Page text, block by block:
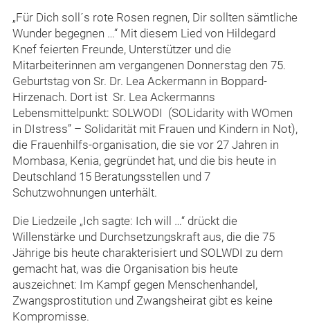
„Für Dich soll´s rote Rosen regnen, Dir sollten sämtliche
Wunder begegnen …“ Mit diesem Lied von Hildegard
Knef feierten Freunde, Unterstützer und die
Mitarbeiterinnen am vergangenen Donnerstag den 75.
Geburtstag von Sr. Dr. Lea Ackermann in Boppard-
Hirzenach. Dort ist Sr. Lea Ackermanns
Lebensmittelpunkt: SOLWODI (SOLidarity with WOmen
in DIstress” – Solidarität mit Frauen und Kindern in Not),
die Frauenhilfs-organisation, die sie vor 27 Jahren in
Mombasa, Kenia, gegründet hat, und die bis heute in
Deutschland 15 Beratungsstellen und 7
Schutzwohnungen unterhält.
Die Liedzeile „Ich sagte: Ich will …“ drückt die
Willenstärke und Durchsetzungskraft aus, die die 75
Jährige bis heute charakterisiert und SOLWDI zu dem
gemacht hat, was die Organisation bis heute
auszeichnet: Im Kampf gegen Menschenhandel,
Zwangsprostitution und Zwangsheirat gibt es keine
Kompromisse.